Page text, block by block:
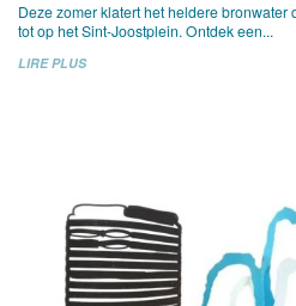
Deze zomer klatert het heldere bronwater
tot op het Sint-Joostplein. Ontdek een...
LIRE PLUS